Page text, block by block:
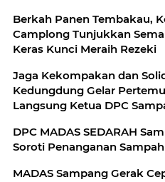
Berkah Panen Tembakau,
Camplong Tunjukkan
Keras Kunci Meraih Rezeki
Jaga Kekompakan dan
Kedungdung Gelar
Langsung Ketua DPC
DPC MADAS SEDARAH
Soroti Penanganan
MADAS Sampang Gerak